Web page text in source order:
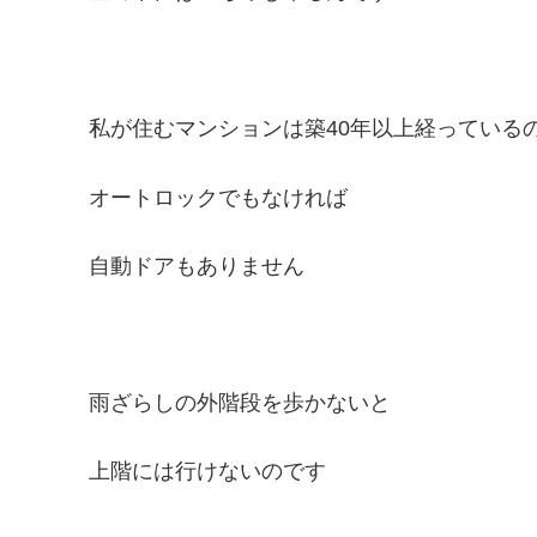
私が住むマンションは築40年以上経っている
オートロックでもなければ
自動ドアもありません
雨ざらしの外階段を歩かないと
上階には行けないのです